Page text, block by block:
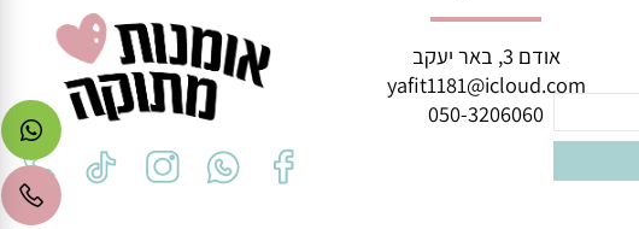
יצירת קשר
אודם 3, באר יעקב
050-3206060